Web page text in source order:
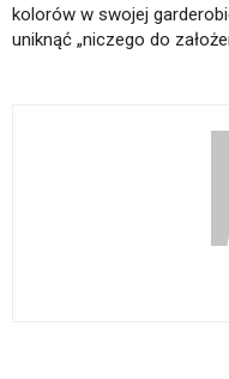
kolorów w swojej
uniknąć „niczego do